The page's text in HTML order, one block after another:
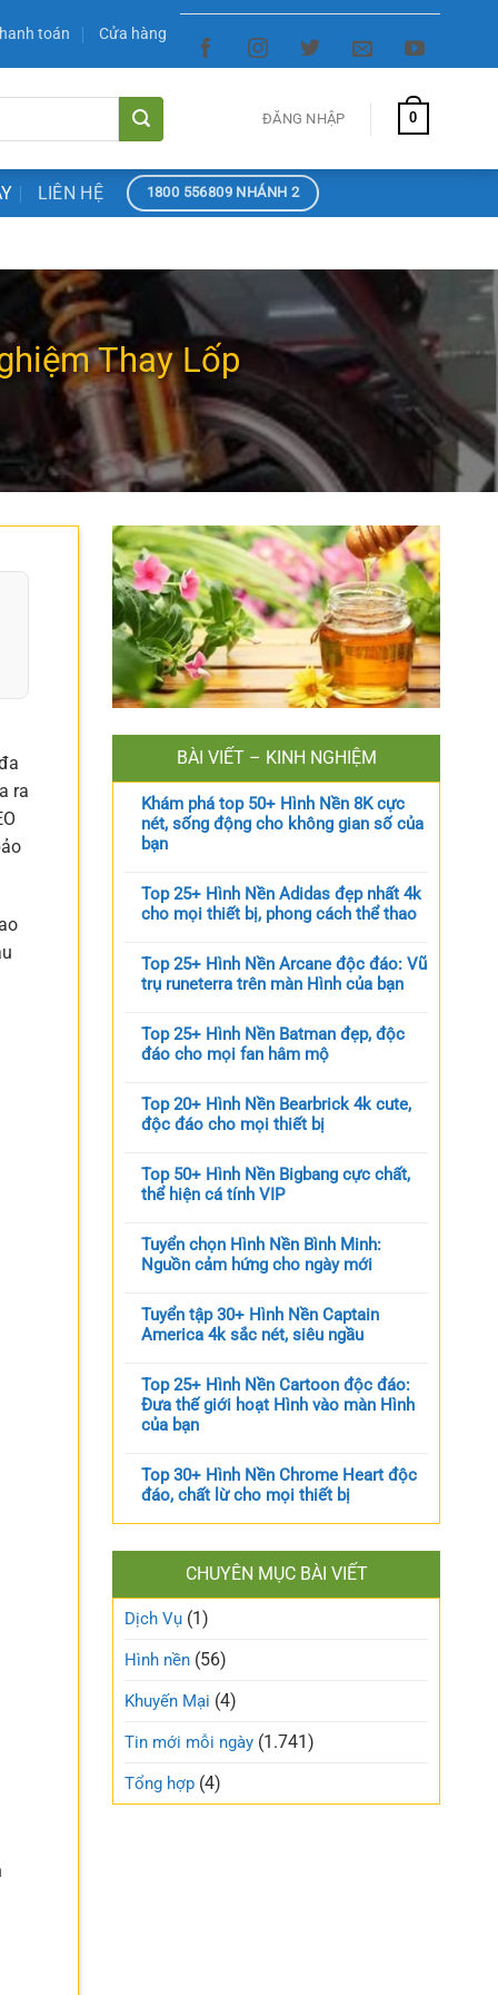
toán Cửa hàng
ĐĂNG NHẬP 0
LIÊN HỆ 1800 556809 NHÁNH 2
Thay Lốp
ra
BÀI VIẾT – KINH NGHIỆM
Khám phá top 50+ Hình Nền 8K cực
nét, sống động cho không gian số của
bạn
Top 25+ Hình Nền Adidas đẹp nhất 4k
cho mọi thiết bị, phong cách thể thao
Top 25+ Hình Nền Arcane độc đáo: Vũ
trụ runeterra trên màn Hình của bạn
Top 25+ Hình Nền Batman đẹp, độc
đáo cho mọi fan hâm mộ
Top 20+ Hình Nền Bearbrick 4k cute,
độc đáo cho mọi thiết bị
Top 50+ Hình Nền Bigbang cực chất,
thể hiện cá tính VIP
Tuyển chọn Hình Nền Bình Minh:
Nguồn cảm hứng cho ngày mới
Tuyển tập 30+ Hình Nền Captain
America 4k sắc nét, siêu ngầu
Top 25+ Hình Nền Cartoon độc đáo:
Đưa thế giới hoạt Hình vào màn Hình
của bạn
Top 30+ Hình Nền Chrome Heart độc
đáo, chất lừ cho mọi thiết bị
CHUYÊN MỤC BÀI VIẾT
Dịch Vụ (1)
Hình nền (56)
Khuyến Mại (4)
Tin mới mỗi ngày (1.741)
Tổng hợp (4)